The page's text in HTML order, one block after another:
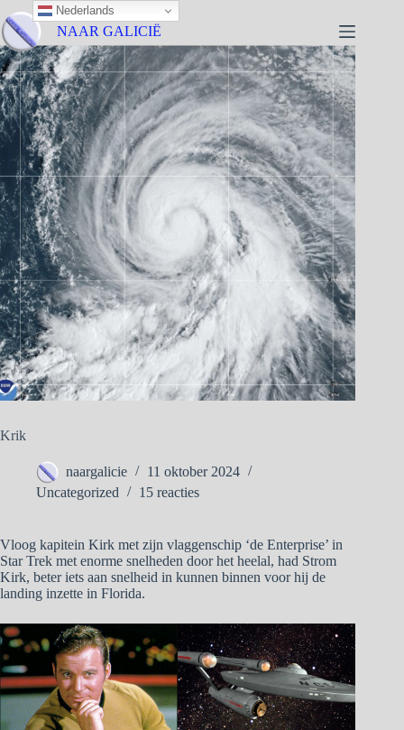
NAAR GALICIË
Krik
naargalicie
11 oktober 2024
Uncategorized
15 reacties
Vloog kapitein Kirk met zijn vlaggenschip ‘de Enterprise’ in
Star Trek met enorme snelheden door het heelal, had Strom
Kirk, beter iets aan snelheid in kunnen binnen voor hij de
landing inzette in Florida.
Nederlands